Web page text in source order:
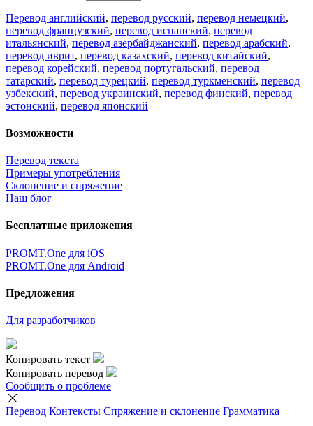
Перевод английский, перевод русский, перевод немецкий,
перевод французский, перевод испанский, перевод
итальянский, перевод азербайджанский, перевод арабский,
перевод иврит, перевод казахский, перевод китайский,
перевод корейский, перевод португальский, перевод
татарский, перевод турецкий, перевод туркменский, перевод
узбекский, перевод украинский, перевод финский, перевод
эстонский, перевод японский
Возможности
Перевод текста
Примеры употребления
Склонение и спряжение
Наш блог
Бесплатные приложения
PROMT.One для iOS
PROMT.One для Android
Предложения
Для разработчиков
Копировать текст
Копировать перевод
Сообщить о проблеме
Перевод Контексты Спряжение и склонение Грамматика